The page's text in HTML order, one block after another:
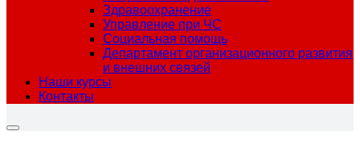
Здравоохранение
Управление при ЧС
Социальная помощь
Департамент организационного развития
и внешних связей
Наши курсы
Контакты